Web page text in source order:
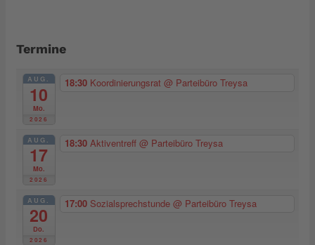
Termine
AUG.
10
Mo.
2026
18:30 Koordinierungsrat @ Parteibüro Treysa
AUG.
17
Mo.
2026
18:30 Aktiventreff @ Parteibüro Treysa
AUG.
20
Do.
2026
17:00 Sozialsprechstunde @ Parteibüro Treysa